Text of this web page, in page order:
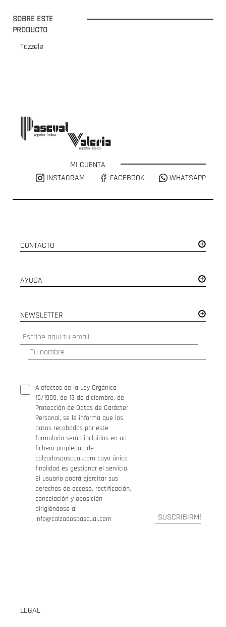
SOBRE ESTE
PRODUCTO
Tazzele
MI CUENTA
INSTAGRAM
FACEBOOK WHATSAPP
CONTACTO
AYUDA
NEWSLETTER
A efectos de la Ley Orgánica
15/1999, de 13 de diciembre, de
Protección de Datos de Carácter
Personal, se le informa que los
datos recabados por este
formulario serán incluidos en un
fichero propiedad de
calzadospascual.com cuya única
finalidad es gestionar el servicio.
El usuario podrá ejercitar sus
derechos de acceso, rectificación,
cancelación y oposición
dirigiéndose a:
info@calzadospascual.com
LEGAL